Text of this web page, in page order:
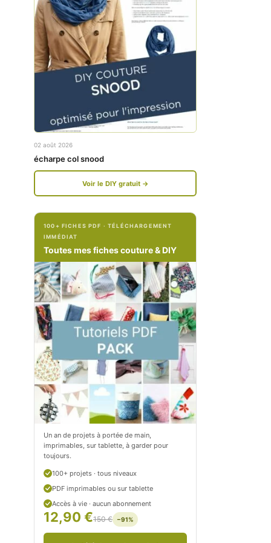
w
w
f
e
b
o
.
c
o
m
t
i
t
i
t
r
o
w
w
.
i
t
g
m
.
c
o
m
/
e
t
i
c
i
t
r
02 août 2026
écharpe col snood
Voir le DIY gratuit →
100+ FICHES PDF · TÉLÉCHARGEMENT
IMMÉDIAT
Toutes mes fiches couture & DIY
Un an de projets à portée de main,
imprimables, sur tablette, à garder pour
toujours.
100+ projets · tous niveaux
PDF imprimables ou sur tablette
Accès à vie · aucun abonnement
12,90 €150 € −91%